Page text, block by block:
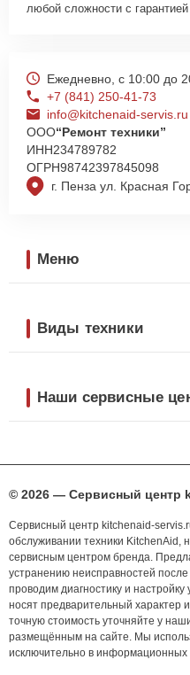
любой сложности с гарантией
г. Пенза ул. Красная
Ежедневно, с 10:00 до
+7 (841) 250-41-73
info@kitchenaid-servis.ru
ООО“Ремонт техники”
ИНН234789782
ОГРН98742397845098
Меню
Виды техники
Наши сервисные
© 2026 — Сервисный центр
Сервисный центр kitchenaid-
обслуживании техники
сервисным центром бренда.
устранению неисправностей
проводим диагностику и
носят предварительный
точную стоимость уточняйте у
размещённым на сайте. Мы
исключительно в информационных